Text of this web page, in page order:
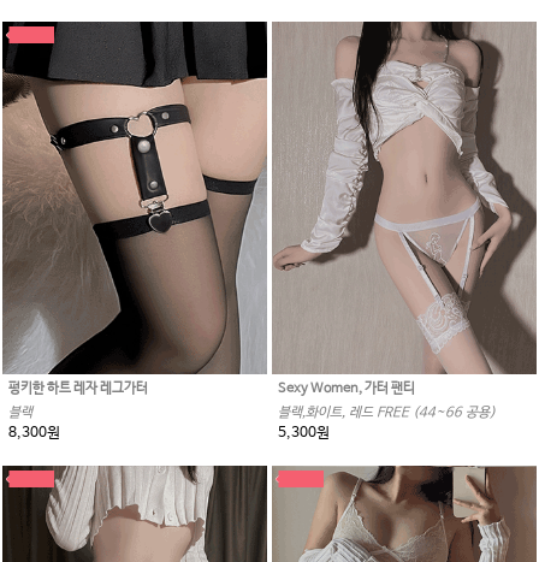
펑키한 하트 레자 레그가터
블랙
8,300원
Sexy Women, 가터 팬티
블랙,화이트, 레드 FREE (44~66 공용)
5,300원